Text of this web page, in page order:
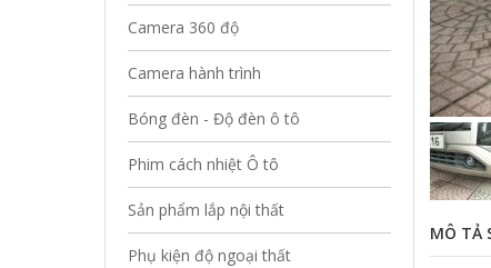
Camera 360 độ
Camera hành trình
Bóng đèn - Độ đèn ô tô
Phim cách nhiệt Ô tô
Sản phẩm lắp nội thất
Phụ kiện độ ngoại thất
MÔ TẢ